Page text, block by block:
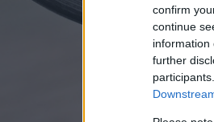
confirm
continue
information
further